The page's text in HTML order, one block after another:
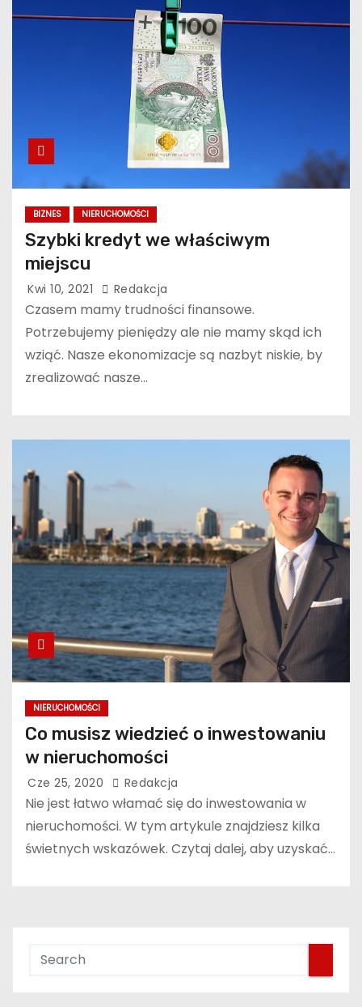
BIZNES NIERUCHOMOŚCI
Szybki kredyt we właściwym
miejscu
Kwi 10, 2021 Redakcja
Czasem mamy trudności finansowe.
Potrzebujemy pieniędzy ale nie mamy skąd ich
wziąć. Nasze ekonomizacje są nazbyt niskie, by
zrealizować nasze…
NIERUCHOMOŚCI
Co musisz wiedzieć o inwestowaniu
w nieruchomości
Cze 25, 2020 Redakcja
Nie jest łatwo włamać się do inwestowania w
nieruchomości. W tym artykule znajdziesz kilka
świetnych wskazówek. Czytaj dalej, aby uzyskać…